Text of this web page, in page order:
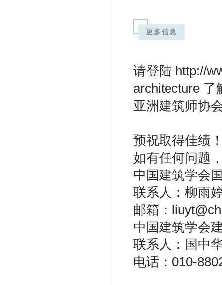
更多信息
请登陆 http://
architecture 了
亚洲建筑师协
预祝取得佳绩
如有任何问题
中国建筑学会
联系人：柳雨
邮箱：
中国建筑学会
联系人：国中
电话：010-